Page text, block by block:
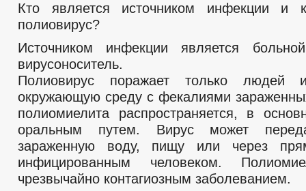
Кто является источником инфекции и
полиовирус?
Источником инфекции является
вирусоноситель.
Полиовирус поражает только людей
окружающую среду с фекалиями
полиомиелита распространяется, в
оральным путем. Вирус может
зараженную воду, пищу или через
инфицированным человеком.
чрезвычайно контагиозным заболеванием.